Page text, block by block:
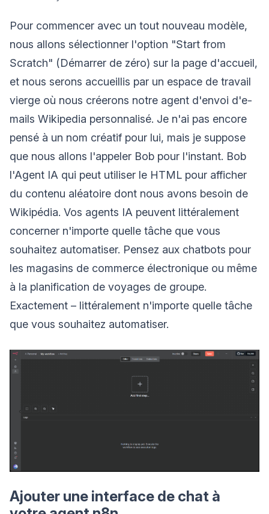
Pour commencer avec un tout nouveau modèle,
nous allons sélectionner l'option "Start from
Scratch" (Démarrer de zéro) sur la page d'accueil,
et nous serons accueillis par un espace de travail
vierge où nous créerons notre agent d'envoi d'e-
mails Wikipedia personnalisé. Je n'ai pas encore
pensé à un nom créatif pour lui, mais je suppose
que nous allons l'appeler Bob pour l'instant. Bob
l'Agent IA qui peut utiliser le HTML pour afficher
du contenu aléatoire dont nous avons besoin de
Wikipédia. Vos agents IA peuvent littéralement
concerner n'importe quelle tâche que vous
souhaitez automatiser. Pensez aux chatbots pour
les magasins de commerce électronique ou même
à la planification de voyages de groupe.
Exactement – littéralement n'importe quelle tâche
que vous souhaitez automatiser.
Ajouter une interface de chat à